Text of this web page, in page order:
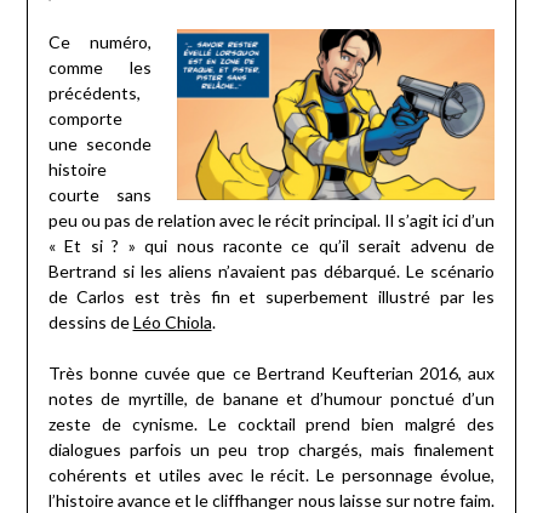
Ce numéro,
comme les
précédents,
comporte
une seconde
histoire
courte sans
peu ou pas de relation avec le récit principal. Il s’agit ici d’un
« Et si ? » qui nous raconte ce qu’il serait advenu de
Bertrand si les aliens n’avaient pas débarqué. Le scénario
de Carlos est très fin et superbement illustré par les
dessins deLéo Chiola.
Très bonne cuvée que ce Bertrand Keufterian 2016, aux
notes de myrtille, de banane et d’humour ponctué d’un
zeste de cynisme. Le cocktail prend bien malgré des
dialogues parfois un peu trop chargés, mais finalement
cohérents et utiles avec le récit. Le personnage évolue,
l’histoire avance et le cliffhanger nous laisse sur notre faim.